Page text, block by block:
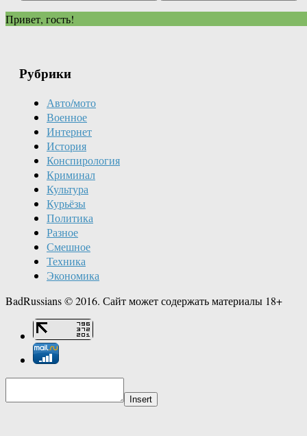
Привет, гость!
Рубрики
Авто/мото
Военное
Интернет
История
Конспирология
Криминал
Культура
Курьёзы
Политика
Разное
Смешное
Техника
Экономика
BadRussians © 2016. Сайт может содержать материалы 18+
Insert